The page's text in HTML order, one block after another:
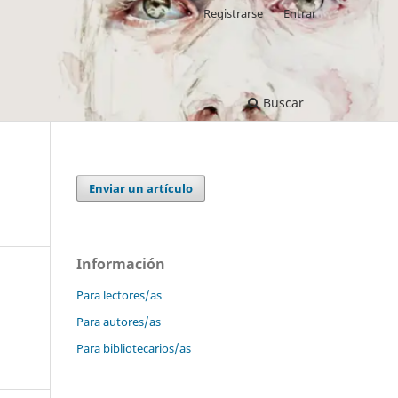
Buscar
Registrarse Entrar
Enviar un artículo
Información
Para lectores/as
Para autores/as
Para bibliotecarios/as